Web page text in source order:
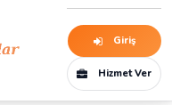
Giriş
Hizmet Ver